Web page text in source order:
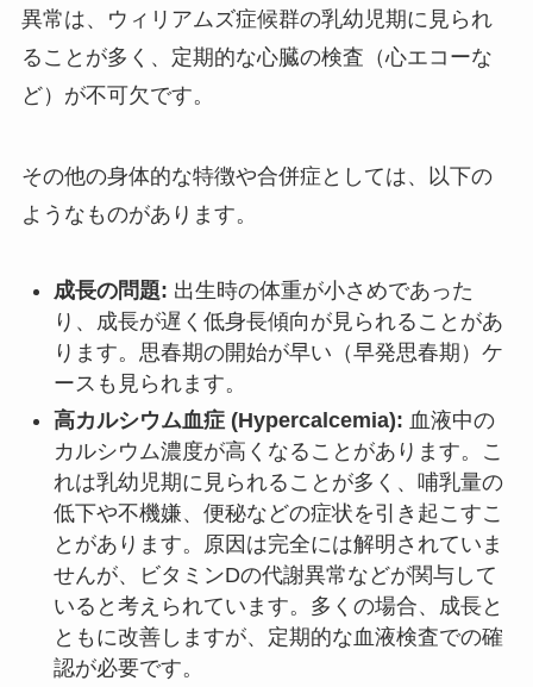
異常は、ウィリアムズ症候群の乳幼児期に見られ
ることが多く、定期的な心臓の検査（心エコーな
ど）が不可欠です。
その他の身体的な特徴や合併症としては、以下の
ようなものがあります。
成長の問題: 出生時の体重が小さめであった
り、成長が遅く低身長傾向が見られることがあ
ります。思春期の開始が早い（早発思春期）ケ
ースも見られます。
高カルシウム血症 (Hypercalcemia): 血液中の
カルシウム濃度が高くなることがあります。こ
れは乳幼児期に見られることが多く、哺乳量の
低下や不機嫌、便秘などの症状を引き起こすこ
とがあります。原因は完全には解明されていま
せんが、ビタミンDの代謝異常などが関与して
いると考えられています。多くの場合、成長と
ともに改善しますが、定期的な血液検査での確
認が必要です。